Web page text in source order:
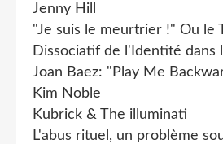
Jenny Hill
"Je suis le meurtrier !" Ou le
Dissociatif de l'Identité dans
Joan Baez: "Play Me
Kim Noble
Kubrick & The illuminati
L'abus rituel, un problème